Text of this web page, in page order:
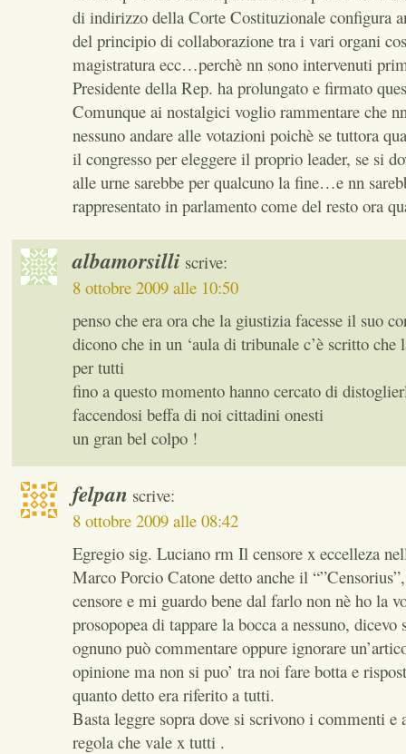
di indirizzo della Corte Costituzionale configura
del principio di collaborazione tra i vari organi
magistratura ecc…perchè nn sono intervenuti
Presidente della Rep. ha prolungato e firmato
Comunque ai nostalgici voglio rammentare che
nessuno andare alle votazioni poichè se tuttora
il congresso per eleggere il proprio leader, se si
alle urne sarebbe per qualcuno la fine…e nn
rappresentato in parlamento come del resto ora
albamorsilli scrive:
8 ottobre 2009 alle 10:50
penso che era ora che la giustizia facesse il suo
dicono che in un ‘aula di tribunale c’è scritto che
per tutti
fino a questo momento hanno cercato di
faccendosi beffa di noi cittadini onesti
un gran bel colpo !
felpan scrive:
8 ottobre 2009 alle 08:42
Egregio sig. Luciano rm Il censore x eccelleza
Marco Porcio Catone detto anche il
censore e mi guardo bene dal farlo non nè ho la
prosopopea di tappare la bocca a nessuno, dicevo
ognuno può commentare oppure ignorare
opinione ma non si puo’ tra noi fare botta e
quanto detto era riferito a tutti.
Basta leggre sopra dove si scrivono i commenti e
regola che vale x tutti .